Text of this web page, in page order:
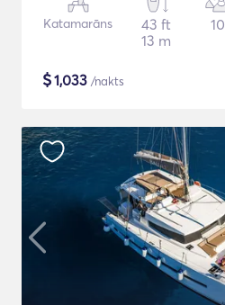
Katamarāns
43 ft
13 m
10
$1,033 /nakts